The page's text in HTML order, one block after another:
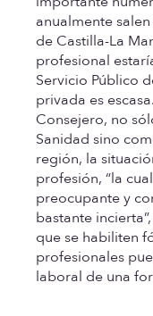
anualmente
de Castilla-La
profesional
Servicio Público
privada es
Consejero, no
Sanidad sino
región, la
profesión, “la
preocupante y
bastante
que se habiliten
profesionales
laboral de una